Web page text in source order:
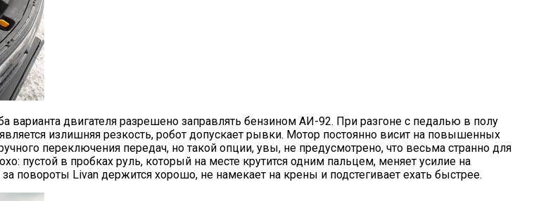
варианта двигателя разрешено заправлять бензином АИ-92. При разгоне с педалью в полу
излишняя резкость, робот допускает рывки. Мотор постоянно висит на повышенных
переключения передач, но такой опции, увы, не предусмотрено, что весьма странно для
пустой в пробках руль, который на месте крутится одним пальцем, меняет усилие на
повороты Livan держится хорошо, не намекает на крены и подстегивает ехать быстрее.